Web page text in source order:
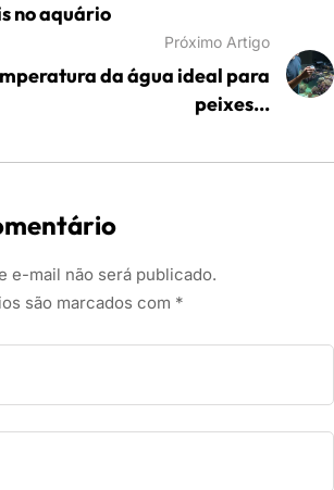
no aquário
Próximo Artigo
da água ideal para
peixes...
e-mail não será publicado.
são marcados com *